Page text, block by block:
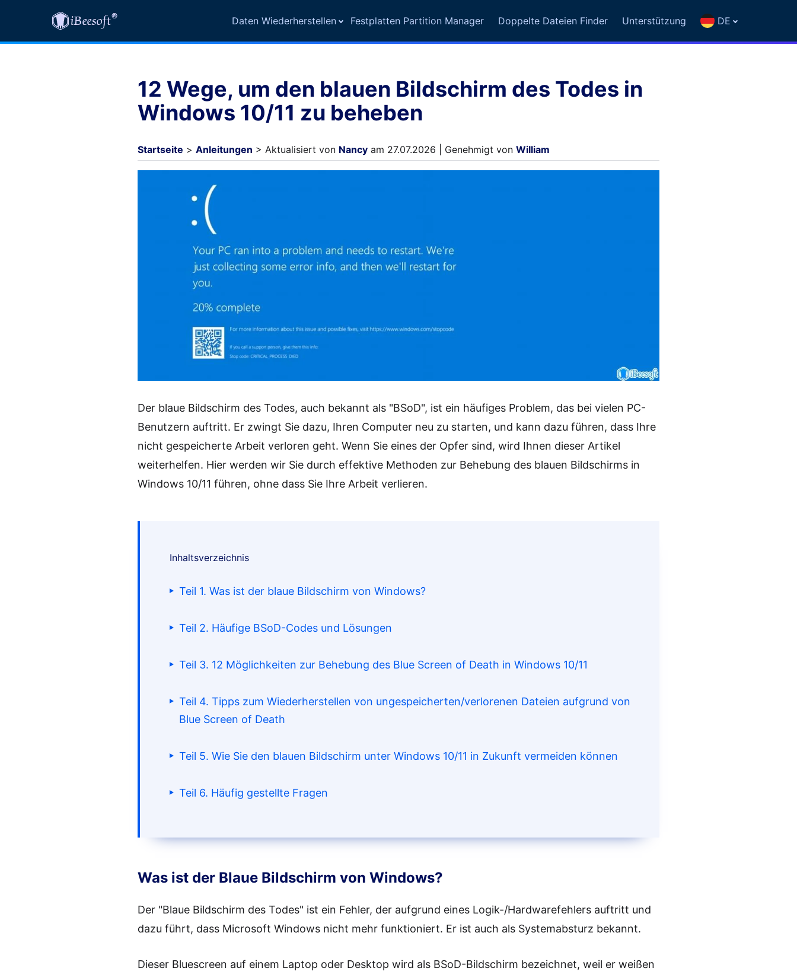
Daten Wiederherstellen Festplatten Partition Manager Doppelte Dateien Finder Unterstützung DE
12 Wege, um den blauen Bildschirm des Todes in
Windows 10/11 zu beheben
Startseite > Anleitungen > Aktualisiert von Nancy am 27.07.2026 | Genehmigt von William
Der blaue Bildschirm des Todes, auch bekannt als "BSoD", ist ein häufiges Problem, das bei vielen PC-
Benutzern auftritt. Er zwingt Sie dazu, Ihren Computer neu zu starten, und kann dazu führen, dass Ihre
nicht gespeicherte Arbeit verloren geht. Wenn Sie eines der Opfer sind, wird Ihnen dieser Artikel
weiterhelfen. Hier werden wir Sie durch effektive Methoden zur Behebung des blauen Bildschirms in
Windows 10/11 führen, ohne dass Sie Ihre Arbeit verlieren.
Inhaltsverzeichnis
Teil 1. Was ist der blaue Bildschirm von Windows?
Teil 2. Häufige BSoD-Codes und Lösungen
Teil 3. 12 Möglichkeiten zur Behebung des Blue Screen of Death in Windows 10/11
Teil 4. Tipps zum Wiederherstellen von ungespeicherten/verlorenen Dateien aufgrund von
Blue Screen of Death
Teil 5. Wie Sie den blauen Bildschirm unter Windows 10/11 in Zukunft vermeiden können
Teil 6. Häufig gestellte Fragen
Was ist der Blaue Bildschirm von Windows?
Der "Blaue Bildschirm des Todes" ist ein Fehler, der aufgrund eines Logik-/Hardwarefehlers auftritt und
dazu führt, dass Microsoft Windows nicht mehr funktioniert. Er ist auch als Systemabsturz bekannt.
Dieser Bluescreen auf einem Laptop oder Desktop wird als BSoD-Bildschirm bezeichnet, weil er weißen